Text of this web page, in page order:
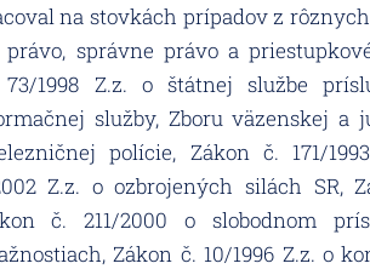
na stovkách prípadov z
správne právo a
1998 Z.z. o štátnej službe
služby, Zboru väzenskej a
polície, Zákon č. 171/
Z.z. o ozbrojených silách SR,
č. 211/2000o slobodnom
Zákon č. 10/1996 Z.z. o